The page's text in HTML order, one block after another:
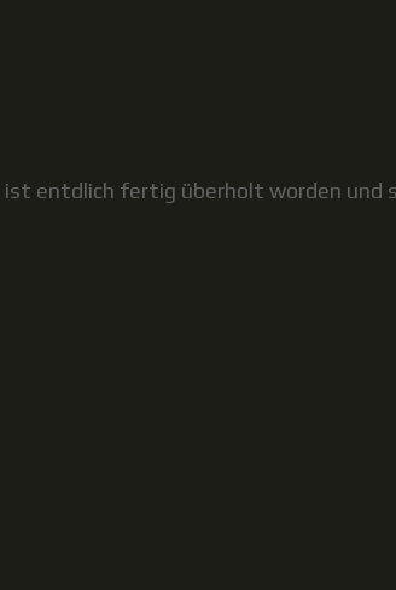
ist entdlich fertig überholt worden und